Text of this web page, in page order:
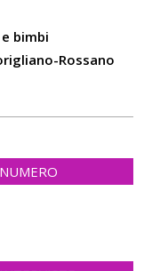
bimbi
Rossano